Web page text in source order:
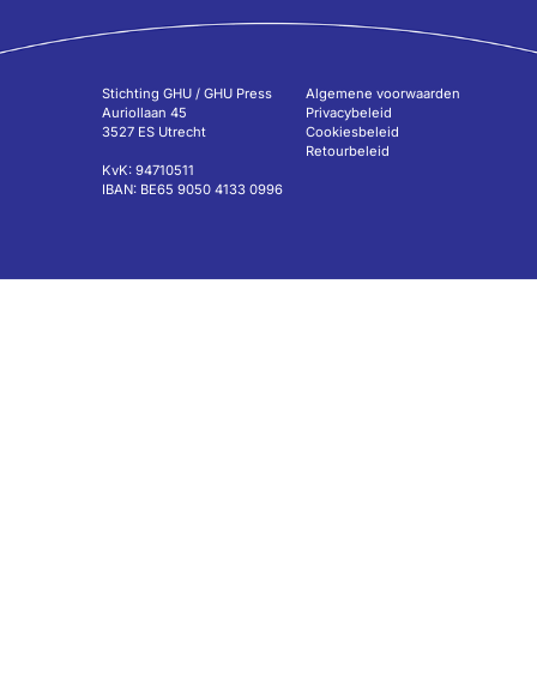
Stichting GHU / GHU Press
Auriollaan 45
3527 ES Utrecht
KvK: 94710511
IBAN: BE65 9050 4133 0996
Algemene voorwaarden
Privacybeleid
Cookiesbeleid
Retourbeleid